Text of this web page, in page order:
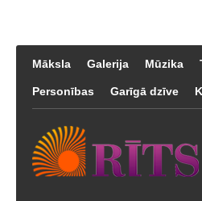
Māksla Galerija Mūzika
Personības Garīgā dzīve